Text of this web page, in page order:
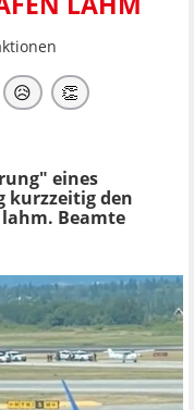
😥 👏
eines
kurzzeitig den
Beamte